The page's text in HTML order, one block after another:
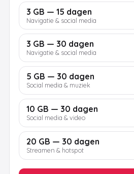
3 GB — 15 dagen
Navigatie & social media
3 GB — 30 dagen
Navigatie & social media
5 GB — 30 dagen
Social media & muziek
10 GB — 30 dagen
Social media & video
20 GB — 30 dagen
Streamen & hotspot